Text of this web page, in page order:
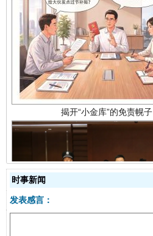
揭开“小金库”的免责幌子
时事新闻
发表感言：